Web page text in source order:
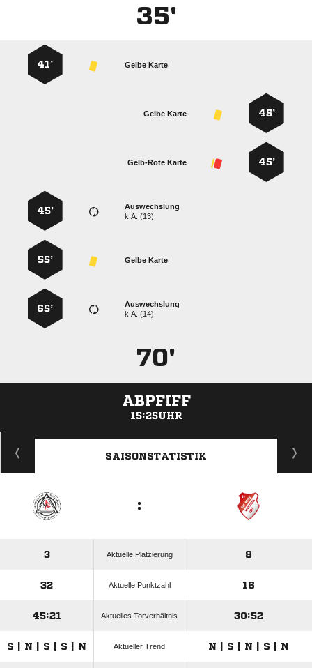
35'
Gelbe Karte
41’
45’
Gelbe Karte
45’
Gelb-Rote Karte
Auswechslung
k.A. (13)
45’
Gelbe Karte
55’
Auswechslung
k.A. (14)
65’
70'
ABPFIFF
15:25UHR
ANZEIGE
SAISONSTATISTIK
:
3 Aktuelle Platzierung 8
32 Aktuelle Punktzahl 16
45:21 Aktuelles Torverhältnis 30:52
S | N | S | S | N Aktueller Trend N | S | N | S | N